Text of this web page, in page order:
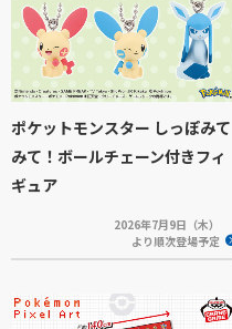
ポケットモンスター しっぽみて
みて！ボールチェーン付きフィ
ギュア
2026年7月9日（木）
より順次登場予定